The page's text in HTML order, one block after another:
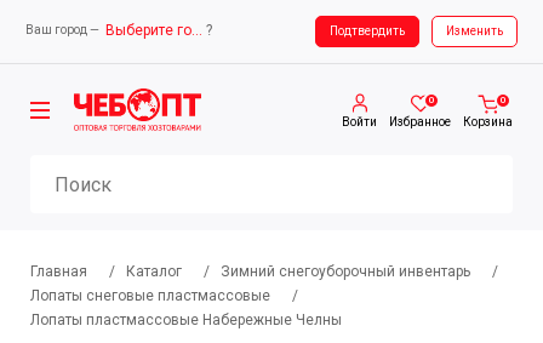
Ваш город — Выберите город ? Подтвердить Изменить
Ваш город — Выберите город
Войти
0
Избранное
0
Корзина
Главная / Каталог / Зимний снегоуборочный инвентарь
/
Лопаты снеговые пластмассовые
/
Лопаты пластмассовые Набережные Челны